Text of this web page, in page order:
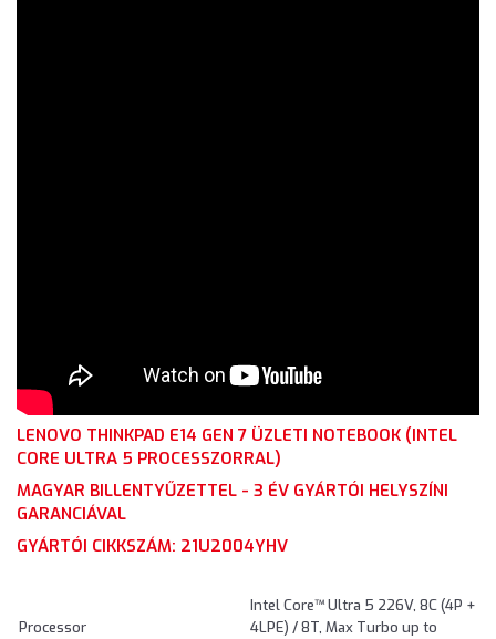
LENOVO THINKPAD E14 GEN 7 ÜZLETI NOTEBOOK (INTEL
CORE ULTRA 5 PROCESSZORRAL)
MAGYAR BILLENTYŰZETTEL - 3 ÉV GYÁRTÓI HELYSZÍNI
GARANCIÁVAL
GYÁRTÓI CIKKSZÁM: 21U2004YHV
Processor
Intel Core™ Ultra 5 226V, 8C (4P +
4LPE) / 8T, Max Turbo up to